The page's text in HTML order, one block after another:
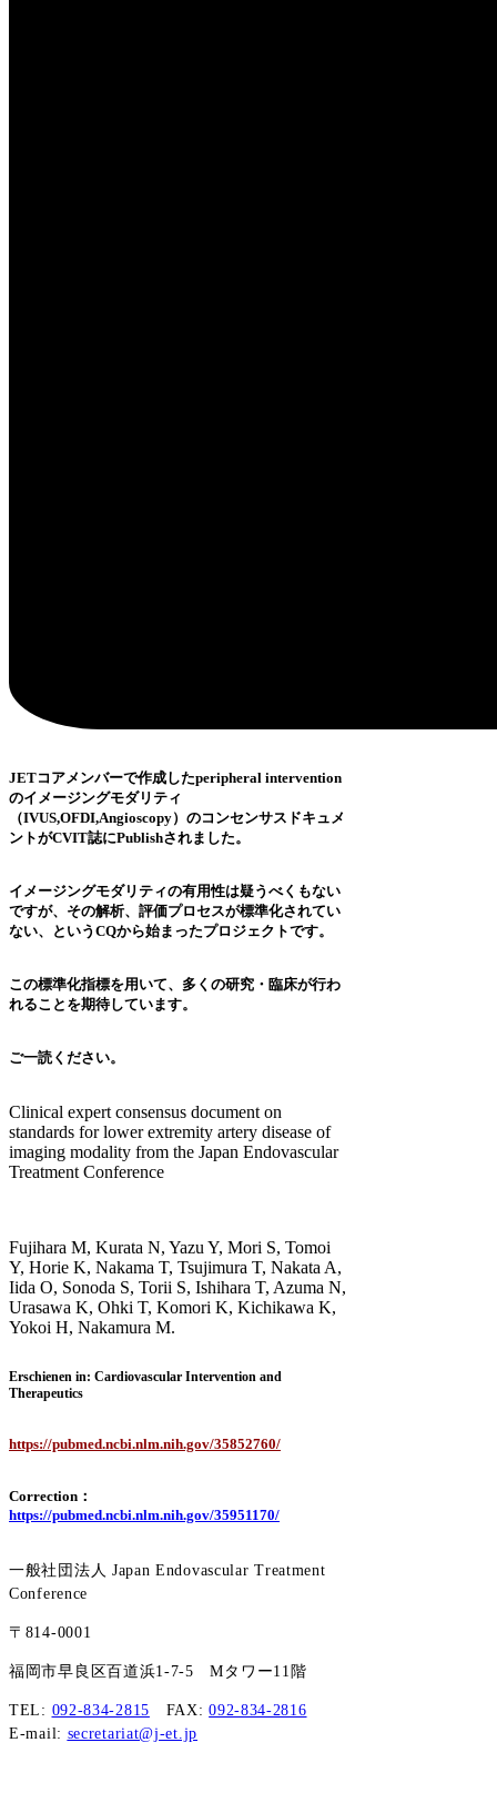
JETコアメンバーで作成したperipheral intervention
のイメージングモダリティ
（IVUS,OFDI,Angioscopy）のコンセンサスドキュメ
ントがCVIT誌にPublishされました。
イメージングモダリティの有用性は疑うべくもない
ですが、その解析、評価プロセスが標準化されてい
ない、というCQから始まったプロジェクトです。
この標準化指標を用いて、多くの研究・臨床が行わ
れることを期待しています。
ご一読ください。
Clinical expert consensus document on
standards for lower extremity artery disease of
imaging modality from the Japan Endovascular
Treatment Conference
Fujihara M, Kurata N, Yazu Y, Mori S, Tomoi
Y, Horie K, Nakama T, Tsujimura T, Nakata A,
Iida O, Sonoda S, Torii S, Ishihara T, Azuma N,
Urasawa K, Ohki T, Komori K, Kichikawa K,
Yokoi H, Nakamura M.
Erschienen in: Cardiovascular Intervention and
Therapeutics
https://pubmed.ncbi.nlm.nih.gov/35852760/
Correction：
https://pubmed.ncbi.nlm.nih.gov/35951170/
一般社団法人 Japan Endovascular Treatment
Conference
〒814-0001
福岡市早良区百道浜1-7-5​ Mタワー11階
TEL: 092-834-2815 FAX:092-834-2816
E-mail: secretariat@j-et.jp